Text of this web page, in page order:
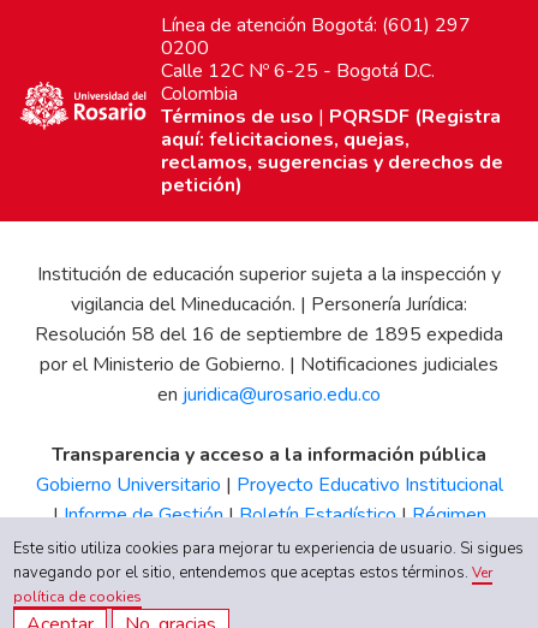
Línea de atención Bogotá: (601) 297
0200
Calle 12C Nº 6-25 - Bogotá D.C.
Colombia
Términos de uso | PQRSDF (Registra
aquí: felicitaciones, quejas,
reclamos, sugerencias y derechos de
petición)
Institución de educación superior sujeta a la inspección y
vigilancia del Mineducación. | Personería Jurídica:
Resolución 58 del 16 de septiembre de 1895 expedida
por el Ministerio de Gobierno. | Notificaciones judiciales
en juridica@urosario.edu.co
Transparencia y acceso a la información pública
Gobierno Universitario | Proyecto Educativo Institucional
|Informe de Gestión|Boletín Estadístico|Régimen
Tributario|Estados Financieros |Código de Ética| Canal
de Integridad UR
Este sitio utiliza cookies para mejorar tu experiencia de usuario. Si sigues
navegando por el sitio, entendemos que aceptas estos términos.Ver
política de cookies